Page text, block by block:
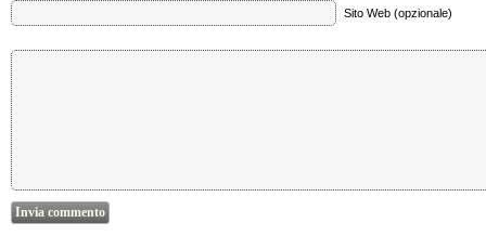
Sito Web (opzionale)